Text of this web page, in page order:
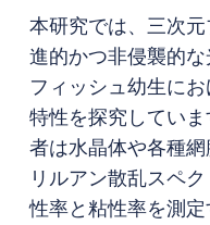
本研究では、三次
進的かつ非侵襲的
フィッシュ幼生に
特性を探究してい
者は水晶体や各種
リルアン散乱スペ
性率と粘性率を測